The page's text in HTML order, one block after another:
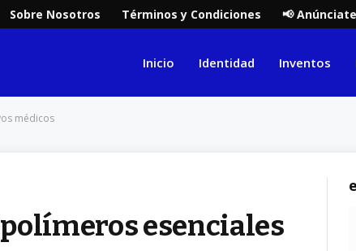
Sobre Nosotros Términos y Condiciones 📢
Inicio Identidad Inventos
médicos
esenciales